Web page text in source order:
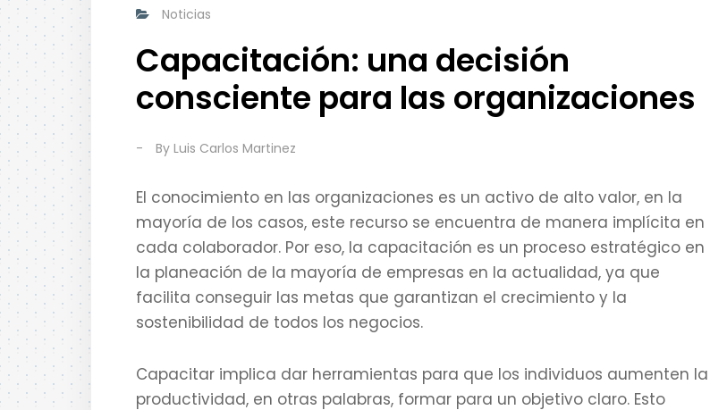
Noticias
Capacitación: una decisión
consciente para las organizaciones
- By Luis Carlos Martinez
El conocimiento en las organizaciones es un activo de alto valor, en la
mayoría de los casos, este recurso se encuentra de manera implícita en
cada colaborador. Por eso, la capacitación es un proceso estratégico en
la planeación de la mayoría de empresas en la actualidad, ya que
facilita conseguir las metas que garantizan el crecimiento y la
sostenibilidad de todos los negocios.
Capacitar implica dar herramientas para que los individuos aumenten la
productividad, en otras palabras, formar para un objetivo claro. Esto